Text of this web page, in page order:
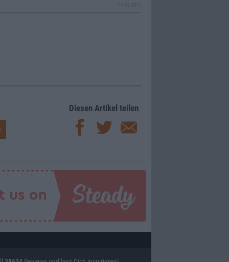
Diesen Artikel teilen